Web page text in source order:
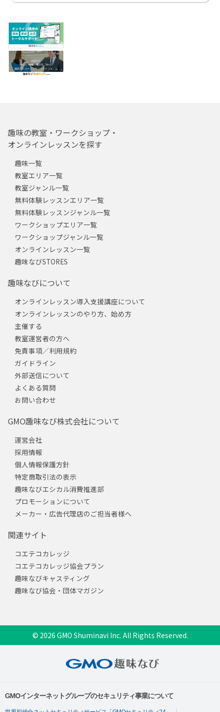
趣味の教室・ワークショップ・
オンラインレッスンを探す
趣味一覧
教室エリア一覧
教室ジャンル一覧
無料体験レッスンエリア一覧
無料体験レッスンジャンル一覧
ワークショップエリア一覧
ワークショップジャンル一覧
オンラインレッスン一覧
趣味なびSTORES
趣味なびについて
オンラインレッスン導入支援講座について
オンラインレッスンのやり方、始め方
主催する
教室運営者の方へ
免責事項／利用規約
ガイドライン
外部送信について
よくある質問
お問い合わせ
GMO趣味なび株式会社について
運営会社
採用情報
個人情報保護方針
特定商取引法の表示
趣味なびエシカル消費推進部
プロモーションについて
メーカー・広告代理店のご担当者様へ
関連サイト
コエテコカレッジ
コエテコカレッジ協会プラン
趣味なびキャスティング
趣味なび協会・団体マガジン
© 2026 GMO Shuminavi Inc. All Rights Reserved.